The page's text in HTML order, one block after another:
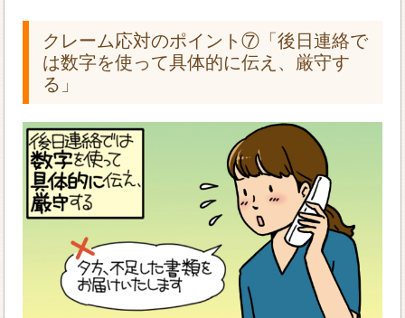
クレーム応対のポイント⑦「後日連絡で
は数字を使って具体的に伝え、厳守す
る」